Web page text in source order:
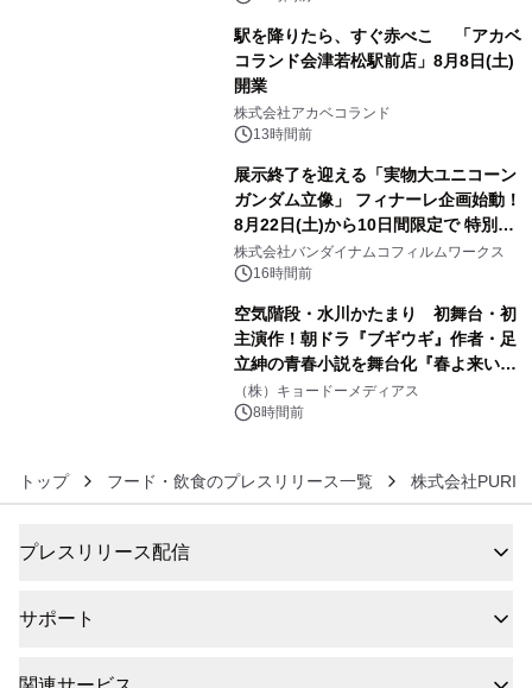
駅を降りたら、すぐ赤べこ 「アカベ
コランド会津若松駅前店」8月8日(土)
開業
株式会社アカベコランド
13時間前
展示終了を迎える「実物大ユニコーン
ガンダム立像」 フィナーレ企画始動！
8月22日(土)から10日間限定で 特別映
像『UNICORN GUNDAM Statue ―
BEYOND POSSIBILITY ―』を上映！
株式会社バンダイナムコフィルムワークス
16時間前
空気階段・水川かたまり 初舞台・初
主演作！朝ドラ『ブギウギ』作者・足
立紳の青春小説を舞台化『春よ来い、
マジで来い』キービジュアル解禁！
（株）キョードーメディアス
8時間前
トップ フード・飲食のプレスリリース一覧 株式会社PURI
プレスリリース配信
サポート